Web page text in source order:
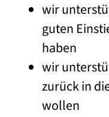
wir
guten
haben
wir
zurück in
wollen